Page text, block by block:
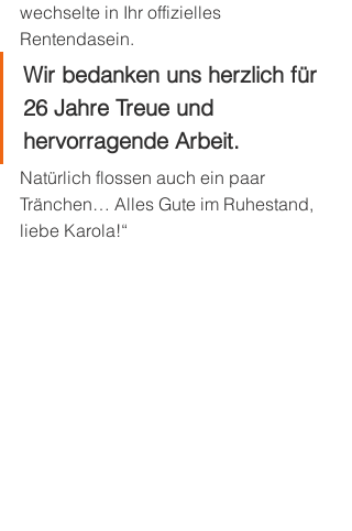
wechselte in Ihr offizielles
Rentendasein.
Wir bedanken uns herzlich für
26 Jahre Treue und
hervorragende Arbeit.
Natürlich flossen auch ein paar
Tränchen… Alles Gute im Ruhestand,
liebe Karola!“